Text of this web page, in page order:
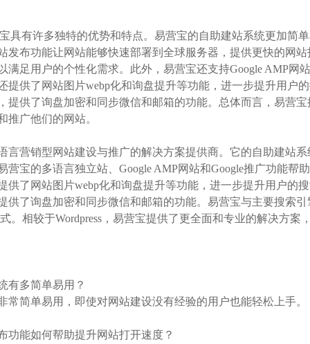
宝具有许多独特的优势和特点。易营宝的自助建站系统更加简
发布功能让网站能够快速部署到全球服务器，提供更快的网
满足用户的个性化需求。此外，易营宝还支持Google AMP网
提供了网站图片webp化和询盘提升等功能，进一步提升用户
提供了询盘加密和同步微信和邮箱的功能。总体而言，易营宝
推广他们的网站。
言营销型网站建设与推广的解决方案提供商。它的自助建站
营宝的多语言独立站、Google AMP网站和Google推广功能帮
供了网站图片webp化和询盘提升等功能，进一步提升用户的
供了询盘加密和同步微信和邮箱的功能。易营宝与主要搜索
。相较于Wordpress，易营宝提供了更全面和专业的解决方案
有多简单易用？
常简单易用，即使对网站建设没有经验的用户也能轻松上手。
功能如何帮助提升网站打开速度？